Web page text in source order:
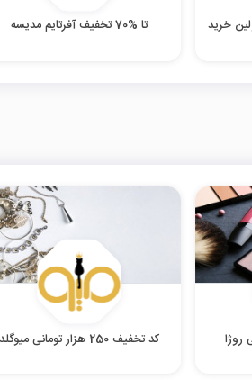
اولین خرید
تا %70 تخفیف آفرتایم مدیسه
کد تخفیف 250 هزار تومانی میوگلد